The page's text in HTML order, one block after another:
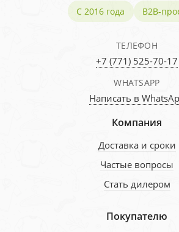
С 2016 года B2B-
ТЕЛЕФОН
+7 (771) 525-70-17
WHATSAPP
Написать в
Компания
Доставка и сроки
Частые вопросы
Стать дилером
Покупателю